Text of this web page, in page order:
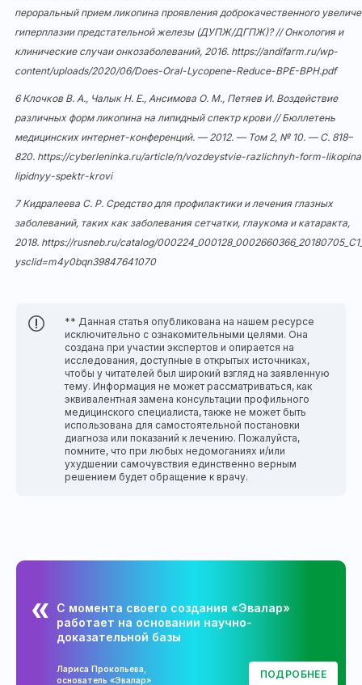
пероральный прием ликопина проявления доброкачественного
гиперплазии предстательной железы (ДУПЖ/ДГПЖ)? // Онкология и
клинические случаи онкозаболеваний, 2016. https://andifarm.ru/wp-
content/uploads/2020/06/Does-Oral-Lycopene-Reduce-BPE-BPH.pdf
6 Клочков В. А., Чалык Н. Е., Ансимова О. М., Петяев И. Воздействие
различных форм ликопина на липидный спектр крови // Бюллетень
медицинских интернет-конференций. — 2012. — Том 2, № 10. — С. 818–
820. https://cyberleninka.ru/article/n/vozdeystvie-razlichnyh-form-
lipidnyy-spektr-krovi
7 Кидралеева С. Р. Средство для профилактики и лечения глазных
заболеваний, таких как заболевания сетчатки, глаукома и катаракта,
2018. https://rusneb.ru/catalog/
ysclid=m4y0bqn39847641070
** Данная статья опубликована на нашем ресурсе
исключительно с ознакомительными целями. Она
создана при участии экспертов и опирается на
исследования, доступные в открытых источниках,
чтобы у читателей был широкий взгляд на заявленную
тему. Информация не может рассматриваться, как
эквивалентная замена консультации профильного
медицинского специалиста, также не может быть
использована для самостоятельной постановки
диагноза или показаний к лечению. Пожалуйста,
помните, что при любых недомоганиях и/или
ухудшении самочувствия единственно верным
решением будет обращение к врачу.
С момента своего создания «Эвалар»
работает на основании научно-
доказательной базы
Лариса Прокопьева,
основатель «Эвалар»
ПОДРОБНЕЕ